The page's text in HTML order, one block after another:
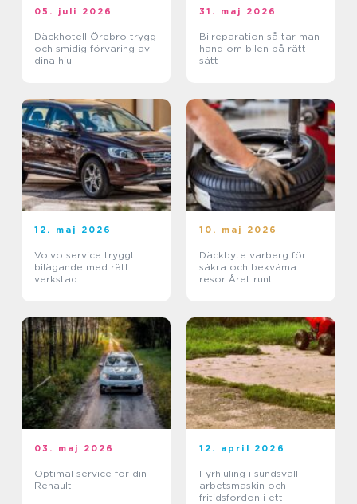
05. juli 2026
Däckhotell Örebro trygg
och smidig förvaring av
dina hjul
31. maj 2026
Bilreparation så tar man
hand om bilen på rätt
sätt
12. maj 2026
Volvo service tryggt
bilägande med rätt
verkstad
10. maj 2026
Däckbyte varberg för
säkra och bekväma
resor Året runt
03. maj 2026
Optimal service för din
Renault
12. april 2026
Fyrhjuling i sundsvall
arbetsmaskin och
fritidsfordon i ett